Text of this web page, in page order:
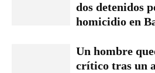
dos detenidos
homicidio en
Un hombre
crítico tras un